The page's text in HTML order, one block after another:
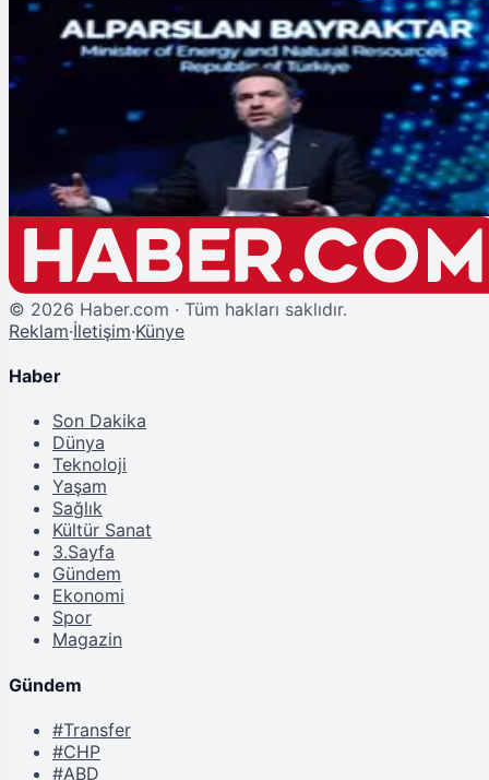
Şu An Okunan
Türkiye, Nadir Toprak Elementlerinde Küresel Güç Olmayı Hedefliyor
© 2026 Haber.com · Tüm hakları saklıdır.
Reklam·İletişim·Künye
Haber
Son Dakika
Dünya
Teknoloji
Yaşam
Sağlık
Kültür Sanat
3.Sayfa
Gündem
Ekonomi
Spor
Magazin
Gündem
#Transfer
#CHP
#ABD